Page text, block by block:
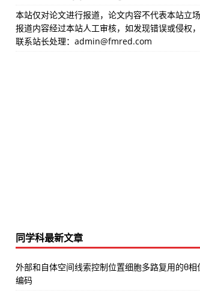
本站仅对论文进行报道，论文内容不代表本站立场
报道内容经过本站人工审核，如发现错误或侵权
联系站长处理：admin@fmred.com
同学科最新文章
外部和自体空间线索控制位置细胞多路复用的θ相
编码